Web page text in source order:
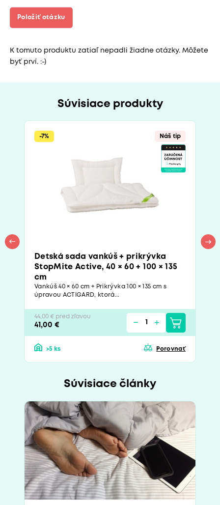
Položiť otázku
K tomuto produktu zatiaľ nepadli žiadne otázky. Môžete
byť prví. :-)
Súvisiace produkty
-7% Náš tip
Detská sada vankúš + prikrývka
StopMite Active, 40 × 60 + 100 × 135
cm
Vankúš 40 × 60 cm + Prikrývka 100 × 135 cm s
úpravou ACTIGARD, ktorá...
44,00 € pred zľavou
41,00 €
>5 ks Porovnať
Súvisiace články